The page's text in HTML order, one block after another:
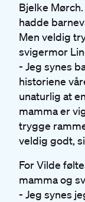
Bjelke
hadde
Men veldig
svigermor
- Jeg synes
historiene
unaturlig at
mamma er
trygge
veldig godt,
For Vilde
mamma og
- Jeg synes